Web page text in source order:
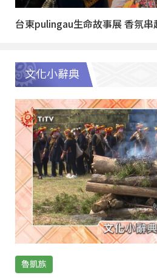
台東pulingau生命故事展 香氛串
文化小辭典
魯凱族